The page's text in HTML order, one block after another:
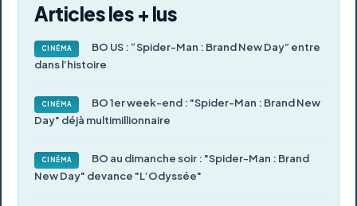
Articles les + lus
CINÉMA
BO US : “Spider-Man : Brand New Day” entre
dans l’histoire
CINÉMA
BO 1er week-end : "Spider-Man : Brand New
Day" déjà multimillionnaire
CINÉMA
BO au dimanche soir : "Spider-Man : Brand
New Day" devance "L’Odyssée"